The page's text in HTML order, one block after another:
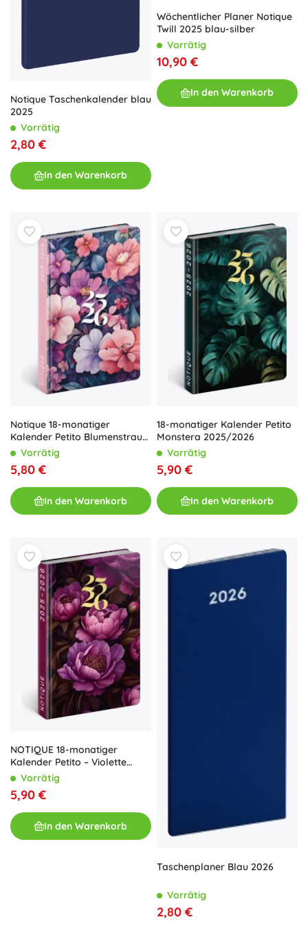
Notique Taschenkalender blau
2025
Vorrätig
2,80 €
In den Warenkorb
Wöchentlicher Planer Notique
Twill 2025 blau-silber
Vorrätig
10,90 €
In den Warenkorb
Notique 18-monatiger
Kalender Petito Blumenstrauß
2025-2026
Vorrätig
5,80 €
In den Warenkorb
18-monatiger Kalender Petito
Monstera 2025/2026
Vorrätig
5,90 €
In den Warenkorb
NOTIQUE 18-monatiger
Kalender Petito – Violette
Blumen 2025/2026, 11 x 17 cm
Vorrätig
5,90 €
In den Warenkorb
Taschenplaner Blau 2026
Vorrätig
2,80 €